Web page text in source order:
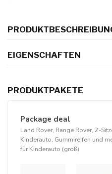
EIGENSCHAFTEN
PRODUKTPAKETE
Package deal
Land Rover, Range Rover, 2-
Kinderauto, Gummireifen und
für Kinderauto (groß)